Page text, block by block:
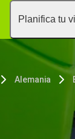
Planifica tu
Alemania